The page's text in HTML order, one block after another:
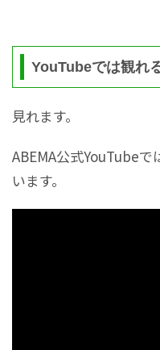
YouTubeでは観れ
見れます。
ABEMA公式YouTube
います。